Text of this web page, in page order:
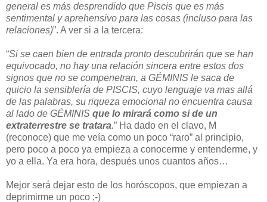
general es más desprendido que Piscis que es más
sentimental y aprehensivo para las cosas (incluso para las
relaciones)”. A ver si a la tercera:
“Si se caen bien de entrada pronto descubrirán que se han
equivocado, no hay una relación sincera entre estos dos
signos que no se compenetran, a GÉMINIS le saca de
quicio la sensiblería de PISCIS, cuyo lenguaje va mas allá
de las palabras, su riqueza emocional no encuentra causa
al lado de GÉMINIS que lo mirará como si de un
extraterrestre se tratara.” Ha dado en el clavo, M
(reconoce) que me veía como un poco “raro” al principio,
pero poco a poco ya empieza a conocerme y entenderme, y
yo a ella. Ya era hora, después unos cuantos años…
Mejor será dejar esto de los horóscopos, que empiezan a
deprimirme un poco ;-)